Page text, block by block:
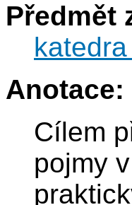
Předmět
Anotace:
Cílem
pojmy